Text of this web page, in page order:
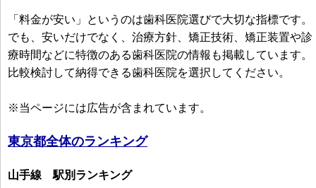
「料金が安い」というのは歯科医院選びで大切な指標です。
でも、安いだけでなく、治療方針、矯正技術、矯正装置や診
療時間などに特徴のある歯科医院の情報も掲載しています。
比較検討して納得できる歯科医院を選択してください。
※当ページには広告が含まれています。
東京都全体のランキング
山手線 駅別ランキング